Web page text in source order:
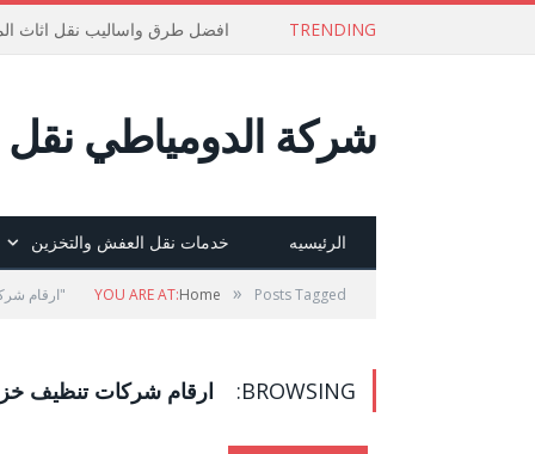
TRENDING افضل طرق واساليب نقل اثاث
شركة الدومياطي
الرئيسيه خدمات نقل العفش والتخزين
YOU ARE AT:Home » Posts Tagged "ارقام شركات تنظيف خزانات بجدة"
BROWSING: ارقام شركات تنظيف